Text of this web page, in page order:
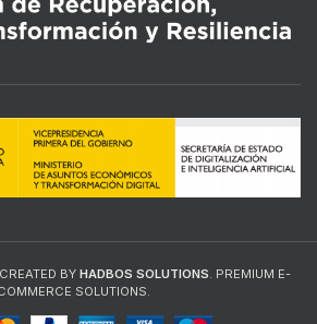
BY HADBOS SOLUTIONS. PREMIUM E-
SOLUTIONS.